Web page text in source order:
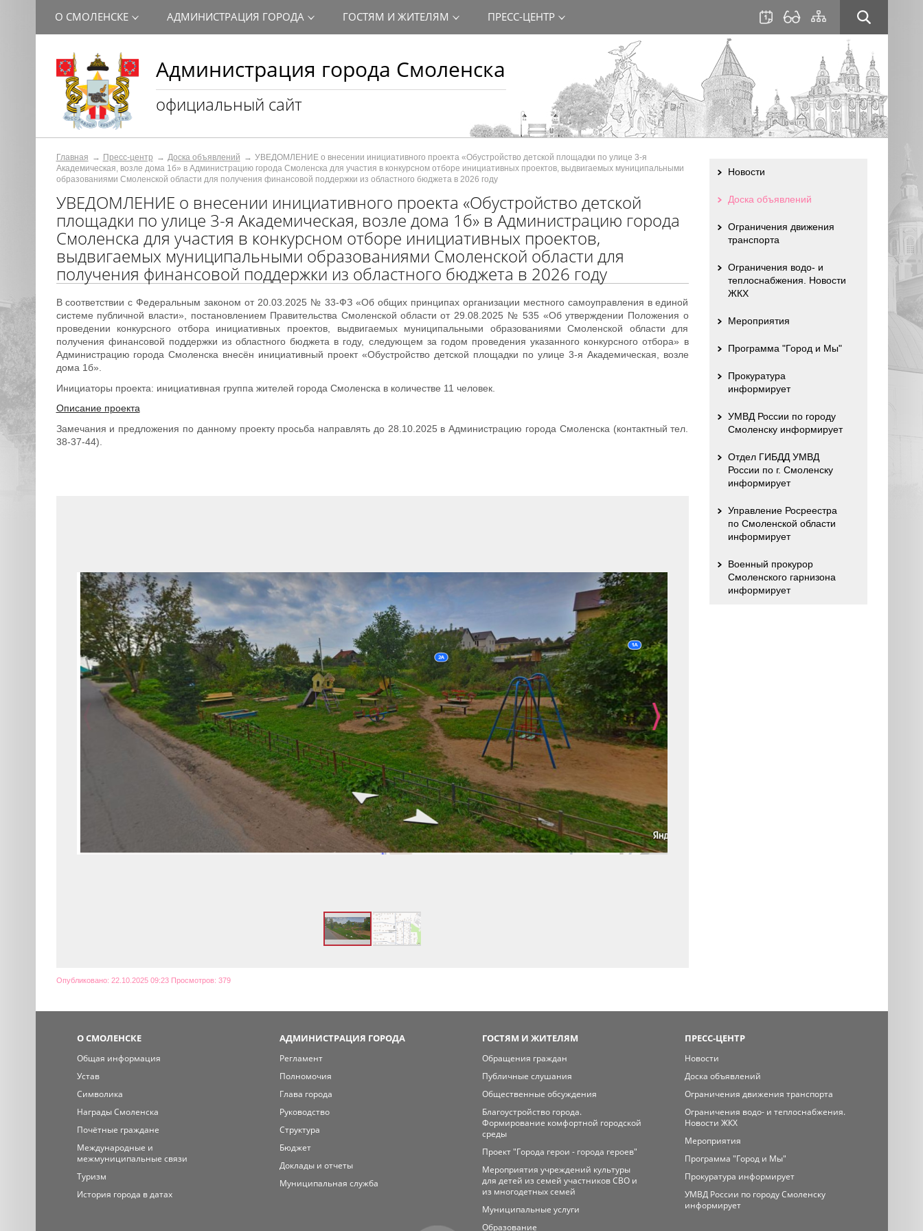
Администрация города Смоленска
официальный сайт
О СМОЛЕНСКЕ АДМИНИСТРАЦИЯ ГОРОДА ГОСТЯМ И ЖИТЕЛЯМ ПРЕСС-ЦЕНТР
Главная Пресс-центр Доска объявлений
УВЕДОМЛЕНИЕ о внесении инициативного проекта «Обустройство детской площадки по улице 3-я
Академическая, возле дома 1б» в Администрацию города Смоленска для участия в конкурсном отборе инициативных проектов, выдвигаемых муниципальными
образованиями Смоленской области для получения финансовой поддержки из областного бюджета в 2026 году
УВЕДОМЛЕНИЕ о внесении инициативного проекта «Обустройство детской
площадки по улице 3-я Академическая, возле дома 1б» в Администрацию города
Смоленска для участия в конкурсном отборе инициативных проектов,
выдвигаемых муниципальными образованиями Смоленской области для
получения финансовой поддержки из областного бюджета в 2026 году
В соответствии с Федеральным законом от 20.03.2025 № 33-ФЗ «Об общих принципах организации местного самоуправления в единой
системе публичной власти», постановлением Правительства Смоленской области от 29.08.2025 № 535 «Об утверждении Положения о
проведении конкурсного отбора инициативных проектов, выдвигаемых муниципальными образованиями Смоленской области для
получения финансовой поддержки из областного бюджета в году, следующем за годом проведения указанного конкурсного отбора» в
Администрацию города Смоленска внесён инициативный проект «Обустройство детской площадки по улице 3-я Академическая, возле
дома 1б».
Инициаторы проекта: инициативная группа жителей города Смоленска в количестве 11 человек.
Описание проекта
Замечания и предложения по данному проекту просьба направлять до 28.10.2025 в Администрацию города Смоленска (контактный тел.
38-37-44).
Опубликовано: 22.10.2025 09:23 Просмотров: 379
Новости
Доска объявлений
Ограничения движения
транспорта
Ограничения водо- и
теплоснабжения. Новости
ЖКХ
Мероприятия
Программа "Город и Мы"
Прокуратура
информирует
УМВД России по городу
Смоленску информирует
Отдел ГИБДД УМВД
России по г. Смоленску
информирует
Управление Росреестра
по Смоленской области
информирует
Военный прокурор
Смоленского гарнизона
информирует
О СМОЛЕНСКЕ
Общая информация
Устав
Символика
Награды Смоленска
Почётные граждане
Международные и
межмуниципальные связи
Туризм
История города в датах
АДМИНИСТРАЦИЯ ГОРОДА
Регламент
Полномочия
Глава города
Руководство
Структура
Бюджет
Доклады и отчеты
Муниципальная служба
ГОСТЯМ И ЖИТЕЛЯМ
Обращения граждан
Публичные слушания
Общественные обсуждения
Благоустройство города.
Формирование комфортной городской
среды
Проект "Города герои - города героев"
Мероприятия учреждений культуры
для детей из семей участников СВО и
из многодетных семей
Муниципальные услуги
Образование
ПРЕСС-ЦЕНТР
Новости
Доска объявлений
Ограничения движения транспорта
Ограничения водо- и теплоснабжения.
Новости ЖКХ
Мероприятия
Программа "Город и Мы"
Прокуратура информирует
УМВД России по городу Смоленску
информирует